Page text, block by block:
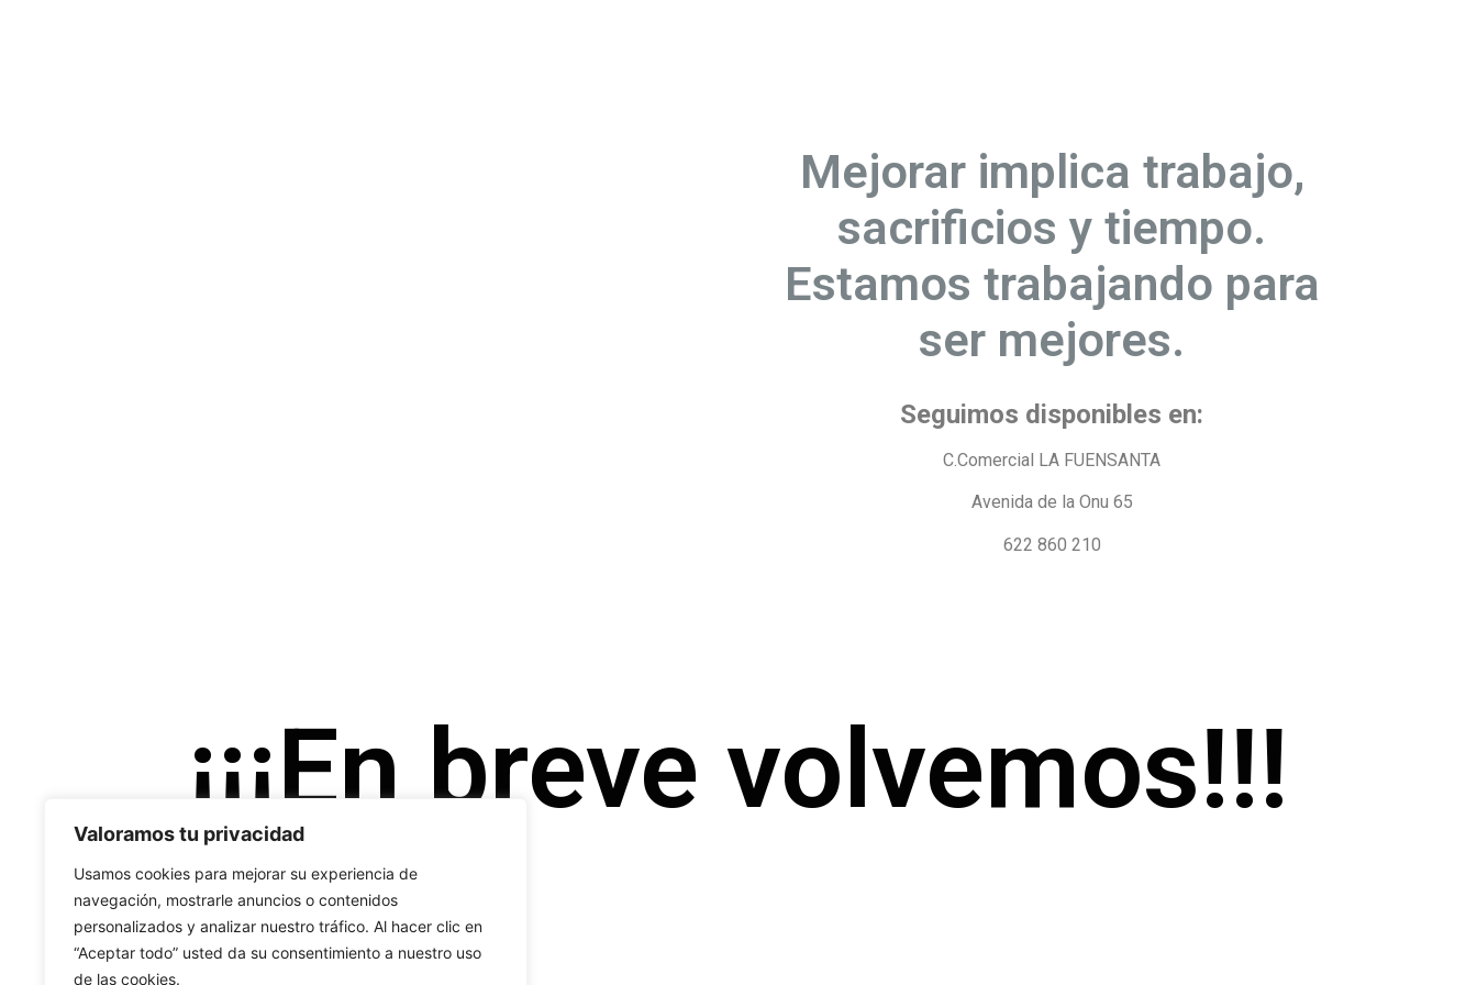
Valoramos tu privacidad
Usamos cookies para mejorar su experiencia de
navegación, mostrarle anuncios o contenidos
personalizados y analizar nuestro tráfico. Al hacer clic en
“Aceptar todo” usted da su consentimiento a nuestro uso
de las cookies.
Mejorar implica trabajo,
sacrificios y tiempo.
Estamos trabajando para
ser mejores.
Seguimos disponibles en:
C.Comercial LA FUENSANTA
Avenida de la Onu 65
622 860 210
¡¡¡En breve volvemos!!!